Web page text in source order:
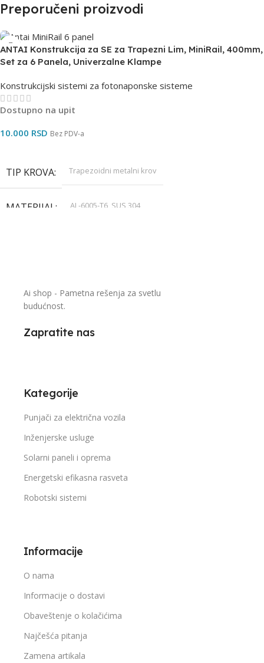
Preporučeni proizvodi
ANTAI Konstrukcija za SE za Trapezni Lim, MiniRail, 400mm,
Set za 6 Panela, Univerzalne Klampe
Konstrukcijski sistemi za fotonaponske sisteme
Dostupno na upit
10.000 RSD Bez PDV-a
TIP KROVA Trapezoidni metalni krov
MATERIJAL AL-6005-T6, SUS 304
DEBLJINA PANELA
PROIZVOĐAČ Antai
Ai shop - Pametna rešenja za svetlu
budućnost.
Zapratite nas
Kategorije
Punjači za električna vozila
Inženjerske usluge
Solarni paneli i oprema
Energetski efikasna rasveta
Robotski sistemi
Informacije
O nama
Informacije o dostavi
Obaveštenje o kolačićima
Najčešća pitanja
Zamena artikala